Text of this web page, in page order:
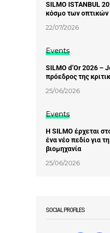
SILMO ISTANBUL
κόσμο των οπτικών
22/07/2026
Events
SILMO d’Or 2026 –
πρόεδρος της
25/06/2026
Events
Η SILMO έρχεται
ένα νέο πεδίο για
βιομηχανία
25/06/2026
SOCIAL PROFILES